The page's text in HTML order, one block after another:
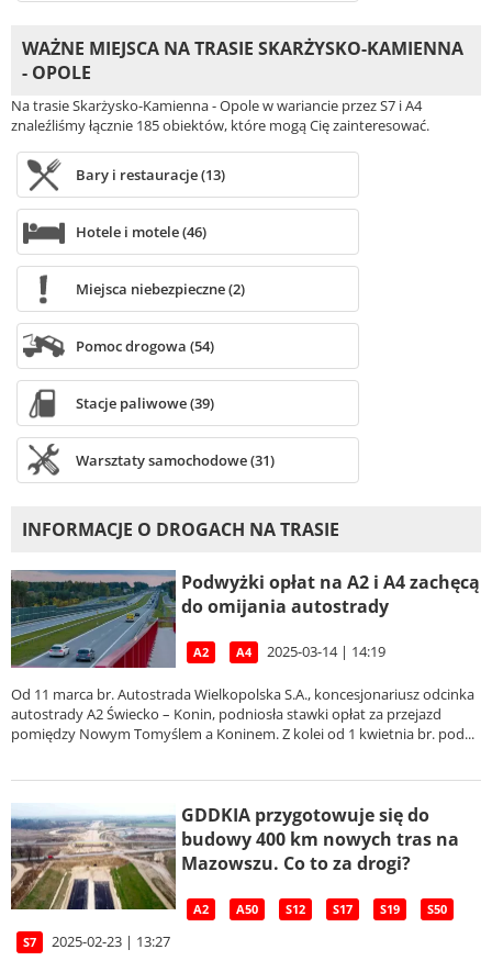
WAŻNE MIEJSCA NA TRASIE SKARŻYSKO-KAMIENNA
- OPOLE
Na trasie Skarżysko-Kamienna - Opole w wariancie przez S7 i A4
znaleźliśmy łącznie 185 obiektów, które mogą Cię zainteresować.
Bary i restauracje (13)
Hotele i motele (46)
Miejsca niebezpieczne (2)
Pomoc drogowa (54)
Stacje paliwowe (39)
Warsztaty samochodowe (31)
INFORMACJE O DROGACH NA TRASIE
Podwyżki opłat na A2 i A4 zachęcą
do omijania autostrady
A2 A4 2025-03-14 | 14:19
Od 11 marca br. Autostrada Wielkopolska S.A., koncesjonariusz odcinka
autostrady A2 Świecko – Konin, podniosła stawki opłat za przejazd
pomiędzy Nowym Tomyślem a Koninem. Z kolei od 1 kwietnia br. pod...
GDDKIA przygotowuje się do
budowy 400 km nowych tras na
Mazowszu. Co to za drogi?
A2 A50 S12 S17 S19 S50
S7 2025-02-23 | 13:27